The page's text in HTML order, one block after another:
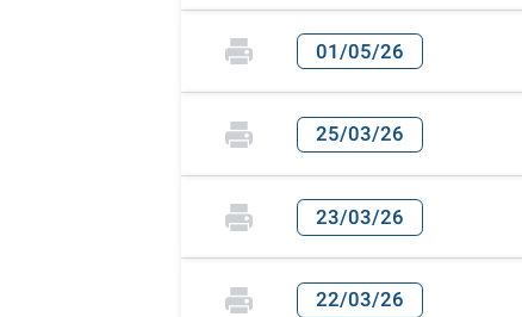
01/05/26
25/03/26
23/03/26
22/03/26